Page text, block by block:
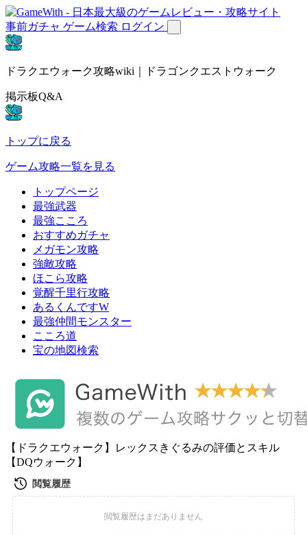
事前ガチャ ゲーム検索 ログイン
ドラクエウォーク攻略wiki｜ドラゴンクエストウォーク
掲示板Q&A
トップに戻る
ゲーム攻略一覧を見る
トップページ
最強武器
最強こころ
おすすめガチャ
メガモン攻略
強敵攻略
ほこら攻略
覚醒千里行攻略
あるくんですW
最強仲間モンスター
こころ道
宝の地図検索
【ドラクエウォーク】レックスきぐるみの評価とスキル
【DQウォーク】